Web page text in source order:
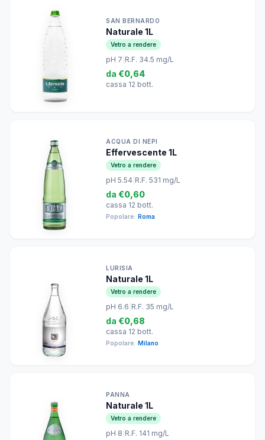
SAN BERNARDO
Naturale 1L
Vetro a rendere
pH 7 R.F. 34.5 mg/L
da €0,64
cassa 12 bott.
ACQUA DI NEPI
Effervescente 1L
Vetro a rendere
pH 5.54 R.F. 531 mg/L
da €0,60
cassa 12 bott.
Popolare: Roma
LURISIA
Naturale 1L
Vetro a rendere
pH 6.6 R.F. 35 mg/L
da €0,68
cassa 12 bott.
Popolare: Milano
PANNA
Naturale 1L
Vetro a rendere
pH 8 R.F. 141 mg/L